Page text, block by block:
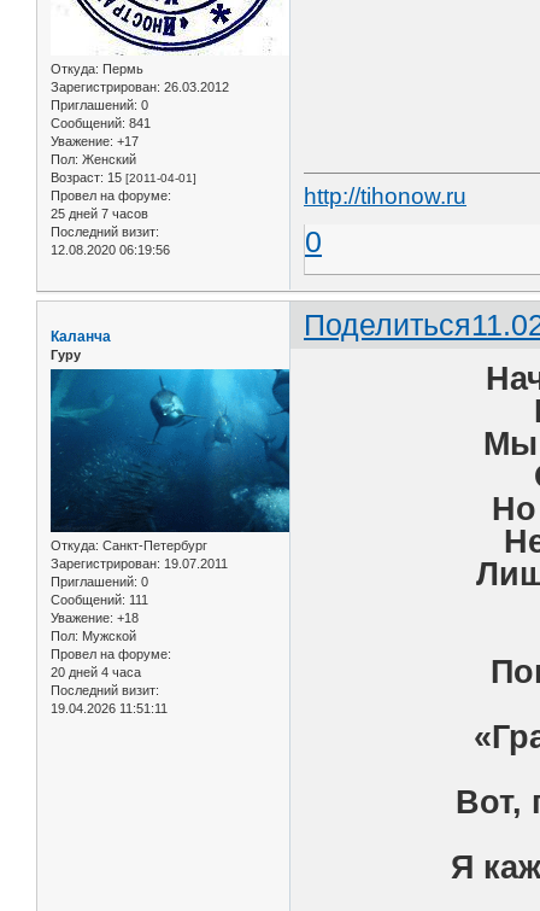
Откуда: Пермь
Зарегистрирован: 26.03.2012
Приглашений: 0
Сообщений: 841
Уважение: +17
Пол: Женский
Возраст: 15 [2011-04-01]
Провел на форуме:
25 дней 7 часов
Последний визит:
12.08.2020 06:19:56
http://tihonow.ru
0
Поделиться
Каланча
Гуру
Откуда: Санкт-Петербург
Зарегистрирован: 19.07.2011
Приглашений: 0
Сообщений: 111
Уважение: +18
Пол: Мужской
Провел на форуме:
20 дней 4 часа
Последний визит:
19.04.2026 11:51:11
Мы
Вот,
Я